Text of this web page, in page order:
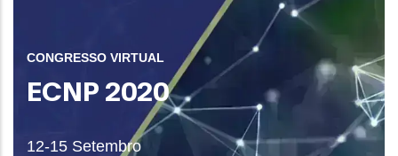
CONGRESSO VIRTUAL
ECNP 2020
12-15 Setembro